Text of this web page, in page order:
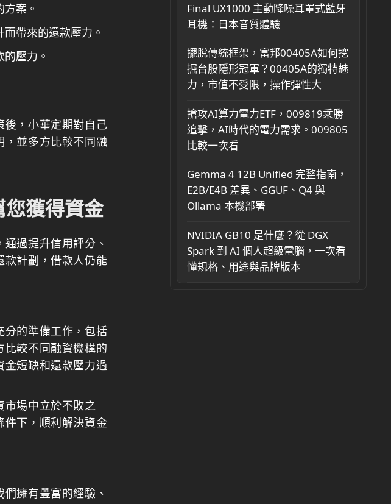
案。
帶來的還款壓力。
壓力。
後，小華定期對自己
，並多方比較不同融
您獲得資金
過提升信用評分、
款計劃，借款人仍能
分的準備工作，包括
比較不同融資機構的
金短缺和還款壓力過
市場中立於不敗之
件下，順利解決資金
擁有豐富的經驗、
Final UX1000 主動降噪耳罩式藍牙
耳機：日本音質體驗
擺脫傳統框架，富邦00405A如何挖
掘台股隱形冠軍？00405A的獨特魅
力，市值不受限，操作彈性大
搶攻AI算力電力ETF，009819乘勝
追擊，AI時代的電力需求。009805
比較一次看
Gemma 4 12B Unified 完整指南，
E2B/E4B 差異、GGUF、Q4 與
Ollama 本機部署
NVIDIA GB10 是什麼？從 DGX
Spark 到 AI 個人超級電腦，一次看
懂規格、用途與品牌版本